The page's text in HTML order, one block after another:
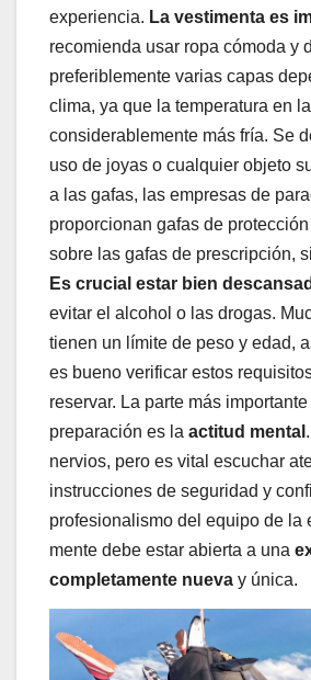
experiencia. La vestimenta es
recomienda usar ropa cómoda y
preferiblemente varias capas
clima, ya que la temperatura en
considerablemente más fría. Se
uso de joyas o cualquier objeto
a las gafas, las empresas de
proporcionan gafas de
sobre las gafas de prescripción,
Es crucial estar bien
evitar el alcohol o las drogas.
tienen un límite de peso y edad,
es bueno verificar estos
reservar. La parte más
preparación es la actitud mental
nervios, pero es vital escuchar
instrucciones de seguridad y
profesionalismo del equipo de la
mente debe estar abierta a una
completamente nueva y única.